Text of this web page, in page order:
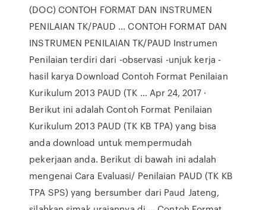
(DOC) CONTOH FORMAT DAN INSTRUMEN
PENILAIAN TK/PAUD ... CONTOH FORMAT DAN
INSTRUMEN PENILAIAN TK/PAUD Instrumen
Penilaian terdiri dari -observasi -unjuk kerja -
hasil karya Download Contoh Format Penilaian
Kurikulum 2013 PAUD (TK ... Apr 24, 2017 ·
Berikut ini adalah Contoh Format Penilaian
Kurikulum 2013 PAUD (TK KB TPA) yang bisa
anda download untuk mempermudah
pekerjaan anda. Berikut di bawah ini adalah
mengenai Cara Evaluasi/ Penilaian PAUD (TK KB
TPA SPS) yang bersumber dari Paud Jateng,